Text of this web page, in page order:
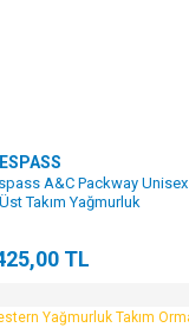
A&C Packway Unisex
Takım Yağmurluk
TL